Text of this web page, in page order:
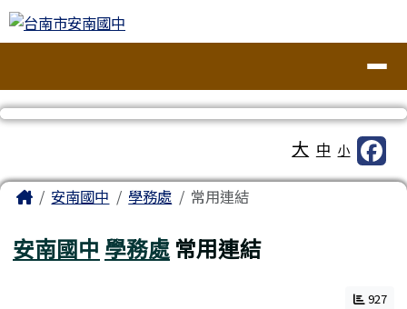
跳至主內容區
台南市安南國中
大 中 小
主內容區域
Home安南國中 學務處 常用連結
安南國中 學務處 常用連結
927
頁尾區域